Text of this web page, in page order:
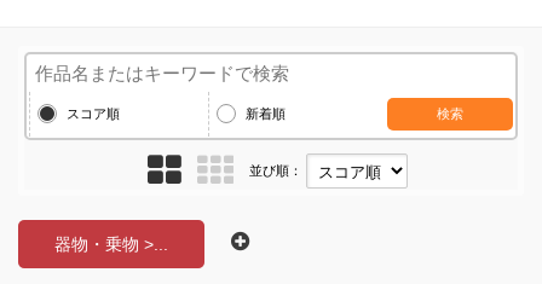
スコア順 新着順 検索
並び順：
器物・乗物 >...